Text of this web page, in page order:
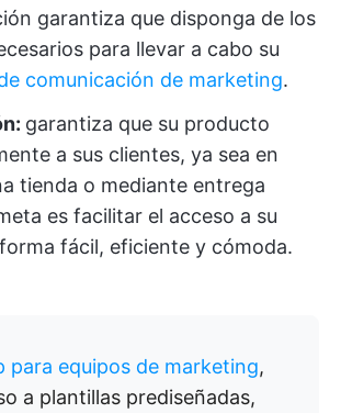
garantiza que disponga de los
para llevar a cabo su
comunicación de marketing.
garantiza que su producto
a sus clientes, ya sea en
tienda o mediante entrega
es facilitar el acceso a su
fácil, eficiente y cómoda.
para equipos de marketing,
a plantillas prediseñadas,